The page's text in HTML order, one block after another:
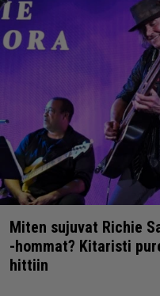
Miten sujuvat Richie
-hommat? Kitaristi
hittiin